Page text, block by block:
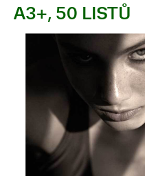
A3+, 50 LISTŮ